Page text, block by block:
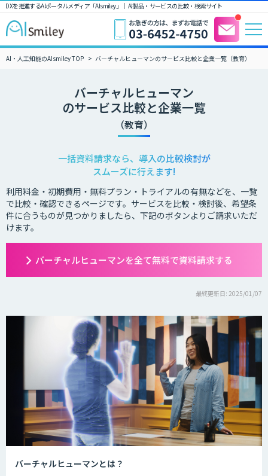
DXを推進するAIポータルメディア「AIsmiley」｜ AI製品・サービスの比較・検索サイト
AI・人工知能のAIsmiley TOP バーチャルヒューマンのサービス比較と企業一覧（教育）
バーチャルヒューマン
のサービス比較と企業一覧
（教育）
一括資料請求なら、導入の比較検討が
スムーズに行えます!
利用料金・初期費用・無料プラン・トライアルの有無などを、一覧
で比較・確認できるページです。サービスを比較・検討後、希望条
件に合うものが見つかりましたら、下記のボタンよりご請求いただ
けます。
バーチャルヒューマンを全て無料で資料請求する
最終更新日: 2025/01/07
バーチャルヒューマンとは？